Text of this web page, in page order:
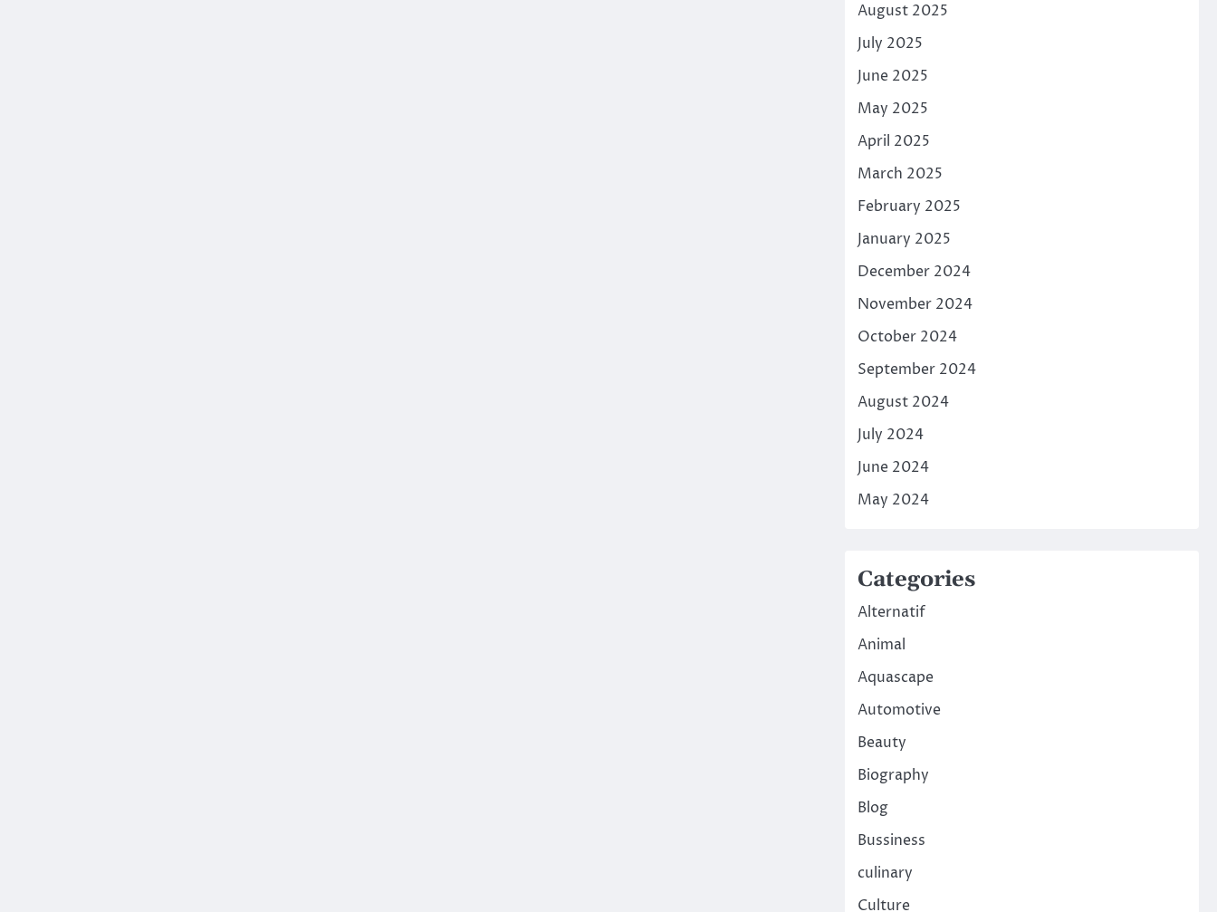
August 2025
July 2025
June 2025
May 2025
April 2025
March 2025
February 2025
January 2025
December 2024
November 2024
October 2024
September 2024
August 2024
July 2024
June 2024
May 2024
Categories
Alternatif
Animal
Aquascape
Automotive
Beauty
Biography
Blog
Bussiness
culinary
Culture